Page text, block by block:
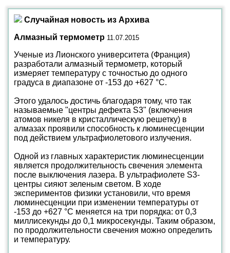
Случайная новость из Архива
Алмазный термометр 11.07.2015
Ученые из Лионского университета (Франция)
разработали алмазный термометр, который
измеряет температуру с точностью до одного
градуса в диапазоне от -153 до +627 °C.
Этого удалось достичь благодаря тому, что так
называемые "центры дефекта S3" (включения
атомов никеля в кристаллическую решетку) в
алмазах проявили способность к люминесценции
под действием ультрафиолетового излучения.
Одной из главных характеристик люминесценции
является продолжительность свечения элемента
после выключения лазера. В ультрафиолете S3-
центры сияют зеленым светом. В ходе
экспериментов физики установили, что время
люминесценции при изменении температуры от
-153 до +627 °C меняется на три порядка: от 0,3
миллисекунды до 0,1 микросекунды. Таким образом,
по продолжительности свечения можно определить
и температуру.